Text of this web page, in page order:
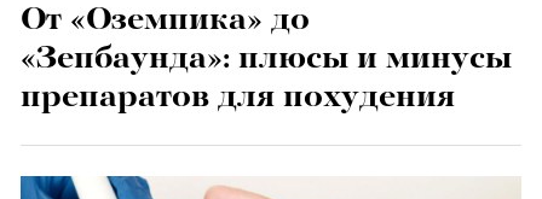
От «Оземпика» до
«Зепбаунда»: плюсы и минусы
препаратов для похудения